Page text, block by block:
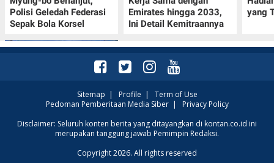
Polisi Geledah Federasi
Sepak Bola Korsel
Emirates hingga 2033,
Ini Detail Kemitraannya
yang
Prakiraan Cuaca Kota
Surabaya Hari Ini 7
Sitemap Profile
Term of Use
Pedoman Pemberitaan Media Siber| Privacy Policy
Disclaimer: Seluruh konten berita yang ditayangkan di kontan.co.id ini
merupakan tanggung jawab Pemimpin Redaksi.
Copyright 2026. All rights reserved